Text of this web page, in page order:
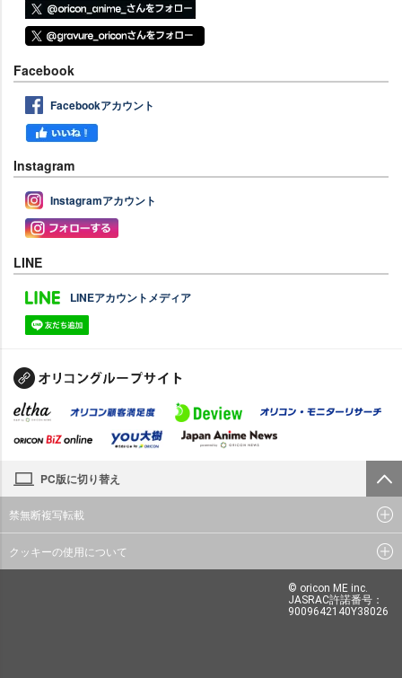
Facebook
Facebookアカウント
Instagram
Instagramアカウント
LINE
LINEアカウントメディア
PC版に切り替え
禁無断複写転載
クッキーの使用について
© oricon ME inc.
JASRAC許諾番号：
9009642140Y38026